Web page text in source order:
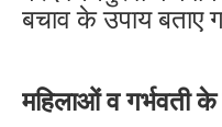
बचाव के उपाय बताए
महिलाओं व गर्भवती